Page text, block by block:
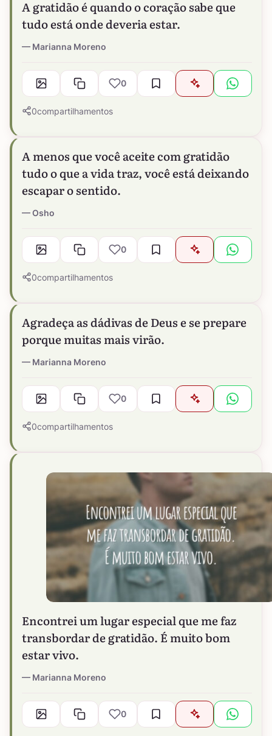
A gratidão é quando o coração sabe que
tudo está onde deveria estar.
Marianna Moreno
0
0compartilhamentos
A menos que você aceite com gratidão
tudo o que a vida traz, você está deixando
escapar o sentido.
Osho
0
0compartilhamentos
Agradeça as dádivas de Deus e se prepare
porque muitas mais virão.
Marianna Moreno
0
0compartilhamentos
Encontrei um lugar especial que me faz
transbordar de gratidão. É muito bom
estar vivo.
Marianna Moreno
0